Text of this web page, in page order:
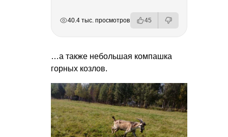
40.4 тыс. просмотров 45
…а также небольшая компашка
горных козлов.